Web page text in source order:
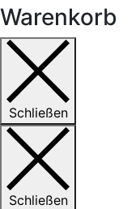
Warenkorb
Schließen
Schließen